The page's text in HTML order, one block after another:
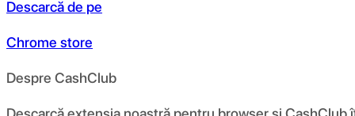
Descarcă de pe
Chrome store
Despre CashClub